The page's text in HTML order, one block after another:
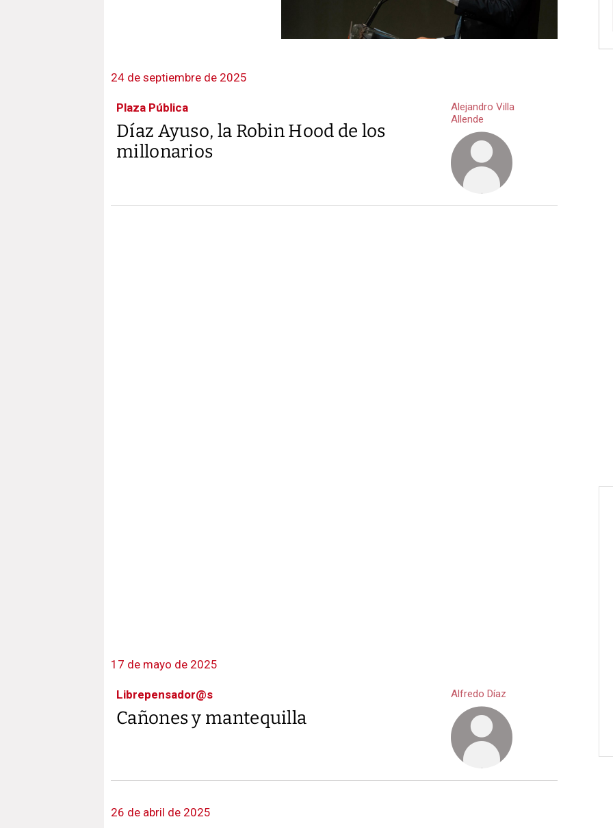
24 de septiembre de 2025
Plaza Pública
Díaz Ayuso, la Robin Hood de los
millonarios
Alejandro Villa
Allende
17 de mayo de 2025
Librepensador@s
Cañones y mantequilla
Alfredo Díaz
26 de abril de 2025